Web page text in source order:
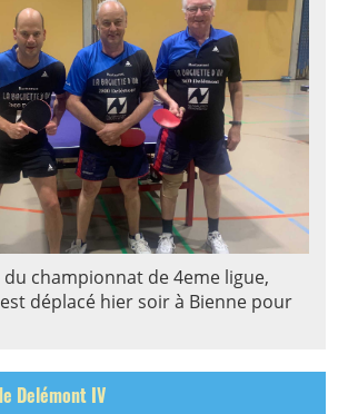
championnat de 4eme ligue,
déplacé hier soir à Bienne pour
Delémont IV